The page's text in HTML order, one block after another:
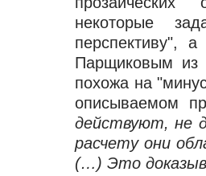
некоторые
перспективу",
Парщиковым из
похожа на
описываемом
действуют, не
расчету они
(…) Это